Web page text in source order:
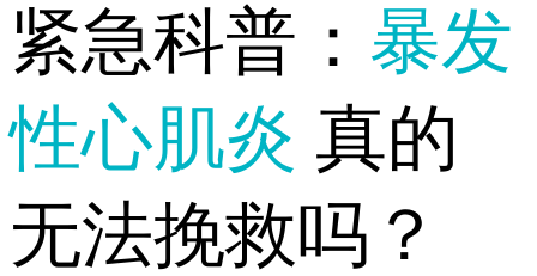
紧急科普： 暴发
性心肌炎 真的
无法挽救吗？